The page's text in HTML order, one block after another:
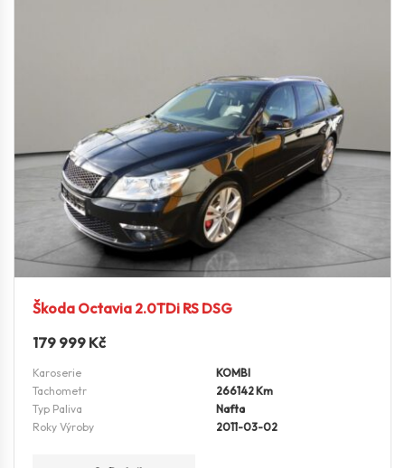
Škoda Octavia 2.0TDi RS DSG
179 999 Kč
Karoserie
KOMBI
Tachometr
266142 Km
Typ Paliva
Nafta
Roky Výroby
2011-03-02